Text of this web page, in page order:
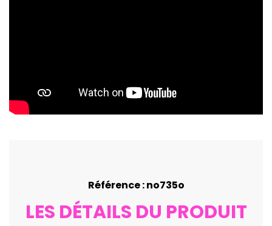
Référence : no735o
LES DÉTAILS DU PRODUIT